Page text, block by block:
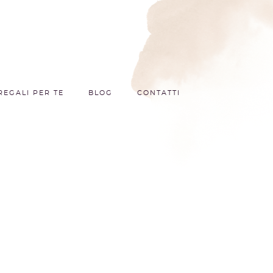
PER TE BLOG CONTATTI